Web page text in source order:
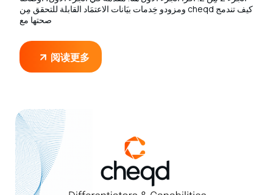
كيف تندمج cheqd ومزودو خِدمات بيَانات الاعتمَاد القابلة للتحقق مِن
صحتها مع
阅读更多